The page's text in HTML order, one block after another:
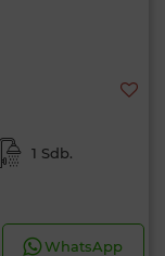
1 Sdb.
WhatsApp